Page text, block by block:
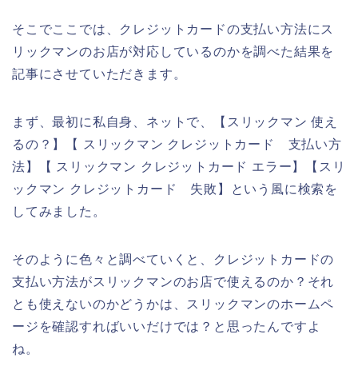
そこでここでは、クレジットカードの支払い方法にス
リックマンのお店が対応しているのかを調べた結果を
記事にさせていただきます。
まず、最初に私自身、ネットで、【スリックマン 使え
るの？】【 スリックマン クレジットカード 支払い方
法】【 スリックマン クレジットカード エラー】【スリ
ックマン クレジットカード 失敗】という風に検索を
してみました。
そのように色々と調べていくと、クレジットカードの
支払い方法がスリックマンのお店で使えるのか？それ
とも使えないのかどうかは、スリックマンのホームペ
ージを確認すればいいだけでは？と思ったんですよ
ね。